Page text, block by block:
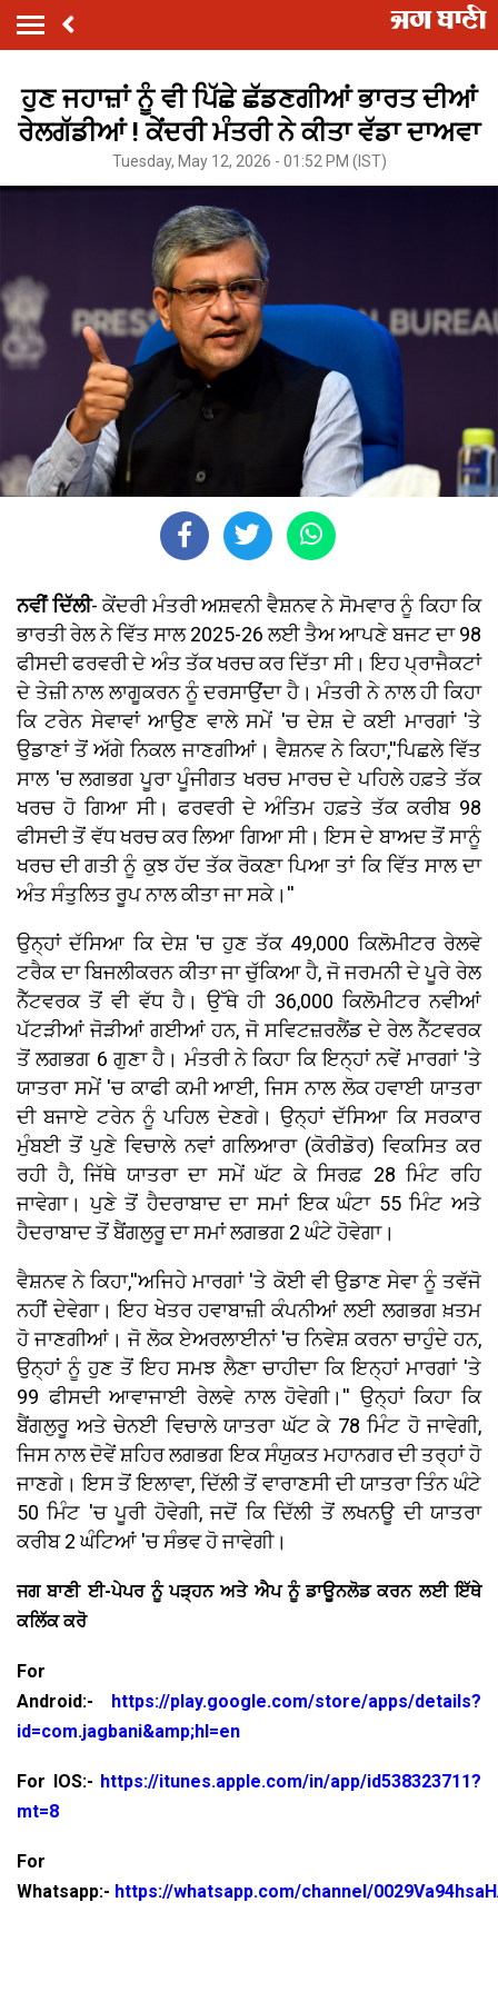
ਹੁਣ ਜਹਾਜ਼ਾਂ ਨੂੰ ਵੀ ਪਿੱਛੇ ਛੱਡਣਗੀਆਂ ਭਾਰਤ ਦੀਆਂ
ਰੇਲਗੱਡੀਆਂ ! ਕੇਂਦਰੀ ਮੰਤਰੀ ਨੇ ਕੀਤਾ ਵੱਡਾ ਦਾਅਵਾ
Tuesday, May 12, 2026 - 01:52 PM (IST)
ਨਵੀਂ ਦਿੱਲੀ- ਕੇਂਦਰੀ ਮੰਤਰੀ ਅਸ਼ਵਨੀ ਵੈਸ਼ਨਵ ਨੇ ਸੋਮਵਾਰ ਨੂੰ ਕਿਹਾ ਕਿ
ਭਾਰਤੀ ਰੇਲ ਨੇ ਵਿੱਤ ਸਾਲ 2025-26 ਲਈ ਤੈਅ ਆਪਣੇ ਬਜਟ ਦਾ 98
ਫੀਸਦੀ ਫਰਵਰੀ ਦੇ ਅੰਤ ਤੱਕ ਖਰਚ ਕਰ ਦਿੱਤਾ ਸੀ। ਇਹ ਪ੍ਰਾਜੈਕਟਾਂ
ਦੇ ਤੇਜ਼ੀ ਨਾਲ ਲਾਗੂਕਰਨ ਨੂੰ ਦਰਸਾਉਂਦਾ ਹੈ। ਮੰਤਰੀ ਨੇ ਨਾਲ ਹੀ ਕਿਹਾ
ਕਿ ਟਰੇਨ ਸੇਵਾਵਾਂ ਆਉਣ ਵਾਲੇ ਸਮੇਂ 'ਚ ਦੇਸ਼ ਦੇ ਕਈ ਮਾਰਗਾਂ 'ਤੇ
ਉਡਾਣਾਂ ਤੋਂ ਅੱਗੇ ਨਿਕਲ ਜਾਣਗੀਆਂ। ਵੈਸ਼ਨਵ ਨੇ ਕਿਹਾ,''ਪਿਛਲੇ ਵਿੱਤ
ਸਾਲ 'ਚ ਲਗਭਗ ਪੂਰਾ ਪੂੰਜੀਗਤ ਖਰਚ ਮਾਰਚ ਦੇ ਪਹਿਲੇ ਹਫ਼ਤੇ ਤੱਕ
ਖਰਚ ਹੋ ਗਿਆ ਸੀ। ਫਰਵਰੀ ਦੇ ਅੰਤਿਮ ਹਫ਼ਤੇ ਤੱਕ ਕਰੀਬ 98
ਫੀਸਦੀ ਤੋਂ ਵੱਧ ਖਰਚ ਕਰ ਲਿਆ ਗਿਆ ਸੀ। ਇਸ ਦੇ ਬਾਅਦ ਤੋਂ ਸਾਨੂੰ
ਖਰਚ ਦੀ ਗਤੀ ਨੂੰ ਕੁਝ ਹੱਦ ਤੱਕ ਰੋਕਣਾ ਪਿਆ ਤਾਂ ਕਿ ਵਿੱਤ ਸਾਲ ਦਾ
ਅੰਤ ਸੰਤੁਲਿਤ ਰੂਪ ਨਾਲ ਕੀਤਾ ਜਾ ਸਕੇ।''
ਉਨ੍ਹਾਂ ਦੱਸਿਆ ਕਿ ਦੇਸ਼ 'ਚ ਹੁਣ ਤੱਕ 49,000 ਕਿਲੋਮੀਟਰ ਰੇਲਵੇ
ਟਰੈਕ ਦਾ ਬਿਜਲੀਕਰਨ ਕੀਤਾ ਜਾ ਚੁੱਕਿਆ ਹੈ, ਜੋ ਜਰਮਨੀ ਦੇ ਪੂਰੇ ਰੇਲ
ਨੈੱਟਵਰਕ ਤੋਂ ਵੀ ਵੱਧ ਹੈ। ਉੱਥੇ ਹੀ 36,000 ਕਿਲੋਮੀਟਰ ਨਵੀਆਂ
ਪੱਟੜੀਆਂ ਜੋੜੀਆਂ ਗਈਆਂ ਹਨ, ਜੋ ਸਵਿਟਜ਼ਰਲੈਂਡ ਦੇ ਰੇਲ ਨੈੱਟਵਰਕ
ਤੋਂ ਲਗਭਗ 6 ਗੁਣਾ ਹੈ। ਮੰਤਰੀ ਨੇ ਕਿਹਾ ਕਿ ਇਨ੍ਹਾਂ ਨਵੇਂ ਮਾਰਗਾਂ 'ਤੇ
ਯਾਤਰਾ ਸਮੇਂ 'ਚ ਕਾਫੀ ਕਮੀ ਆਈ, ਜਿਸ ਨਾਲ ਲੋਕ ਹਵਾਈ ਯਾਤਰਾ
ਦੀ ਬਜਾਏ ਟਰੇਨ ਨੂੰ ਪਹਿਲ ਦੇਣਗੇ। ਉਨ੍ਹਾਂ ਦੱਸਿਆ ਕਿ ਸਰਕਾਰ
ਮੁੰਬਈ ਤੋਂ ਪੁਣੇ ਵਿਚਾਲੇ ਨਵਾਂ ਗਲਿਆਰਾ (ਕੋਰੀਡੋਰ) ਵਿਕਸਿਤ ਕਰ
ਰਹੀ ਹੈ, ਜਿੱਥੇ ਯਾਤਰਾ ਦਾ ਸਮੇਂ ਘੱਟ ਕੇ ਸਿਰਫ਼ 28 ਮਿੰਟ ਰਹਿ
ਜਾਵੇਗਾ। ਪੁਣੇ ਤੋਂ ਹੈਦਰਾਬਾਦ ਦਾ ਸਮਾਂ ਇਕ ਘੰਟਾ 55 ਮਿੰਟ ਅਤੇ
ਹੈਦਰਾਬਾਦ ਤੋਂ ਬੈਂਗਲੁਰੂ ਦਾ ਸਮਾਂ ਲਗਭਗ 2 ਘੰਟੇ ਹੋਵੇਗਾ।
ਵੈਸ਼ਨਵ ਨੇ ਕਿਹਾ,''ਅਜਿਹੇ ਮਾਰਗਾਂ 'ਤੇ ਕੋਈ ਵੀ ਉਡਾਣ ਸੇਵਾ ਨੂੰ ਤਵੱਜੋ
ਨਹੀਂ ਦੇਵੇਗਾ। ਇਹ ਖੇਤਰ ਹਵਾਬਾਜ਼ੀ ਕੰਪਨੀਆਂ ਲਈ ਲਗਭਗ ਖ਼ਤਮ
ਹੋ ਜਾਣਗੀਆਂ। ਜੋ ਲੋਕ ਏਅਰਲਾਈਨਾਂ 'ਚ ਨਿਵੇਸ਼ ਕਰਨਾ ਚਾਹੁੰਦੇ ਹਨ,
ਉਨ੍ਹਾਂ ਨੂੰ ਹੁਣ ਤੋਂ ਇਹ ਸਮਝ ਲੈਣਾ ਚਾਹੀਦਾ ਕਿ ਇਨ੍ਹਾਂ ਮਾਰਗਾਂ 'ਤੇ
99 ਫੀਸਦੀ ਆਵਾਜਾਈ ਰੇਲਵੇ ਨਾਲ ਹੋਵੇਗੀ।'' ਉਨ੍ਹਾਂ ਕਿਹਾ ਕਿ
ਬੈਂਗਲੁਰੂ ਅਤੇ ਚੇਨਈ ਵਿਚਾਲੇ ਯਾਤਰਾ ਘੱਟ ਕੇ 78 ਮਿੰਟ ਹੋ ਜਾਵੇਗੀ,
ਜਿਸ ਨਾਲ ਦੋਵੇਂ ਸ਼ਹਿਰ ਲਗਭਗ ਇਕ ਸੰਯੁਕਤ ਮਹਾਨਗਰ ਦੀ ਤਰ੍ਹਾਂ ਹੋ
ਜਾਣਗੇ। ਇਸ ਤੋਂ ਇਲਾਵਾ, ਦਿੱਲੀ ਤੋਂ ਵਾਰਾਣਸੀ ਦੀ ਯਾਤਰਾ ਤਿੰਨ ਘੰਟੇ
50 ਮਿੰਟ 'ਚ ਪੂਰੀ ਹੋਵੇਗੀ, ਜਦੋਂ ਕਿ ਦਿੱਲੀ ਤੋਂ ਲਖਨਊ ਦੀ ਯਾਤਰਾ
ਕਰੀਬ 2 ਘੰਟਿਆਂ 'ਚ ਸੰਭਵ ਹੋ ਜਾਵੇਗੀ।
ਜਗ ਬਾਣੀ ਈ-ਪੇਪਰ ਨੂੰ ਪੜ੍ਹਨ ਅਤੇ ਐਪ ਨੂੰ ਡਾਊਨਲੋਡ ਕਰਨ ਲਈ ਇੱਥੇ
ਕਲਿੱਕ ਕਰੋ
For
Android:- https://play.google.com/store/apps/details?
id=com.jagbani&amp;hl=en
For IOS:- https://itunes.apple.com/in/app/id538323711?
mt=8
For
Whatsapp:- https://whatsapp.com/channel/